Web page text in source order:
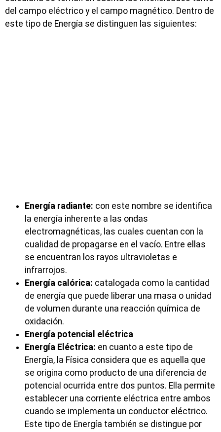
del campo eléctrico y el campo magnético. Dentro de
este tipo de Energía se distinguen las siguientes:
Energía radiante: con este nombre se identifica
la energía inherente a las ondas
electromagnéticas, las cuales cuentan con la
cualidad de propagarse en el vacío. Entre ellas
se encuentran los rayos ultravioletas e
infrarrojos.
Energía calórica: catalogada como la cantidad
de energía que puede liberar una masa o unidad
de volumen durante una reacción química de
oxidación.
Energía potencial eléctrica
Energía Eléctrica: en cuanto a este tipo de
Energía, la Física considera que es aquella que
se origina como producto de una diferencia de
potencial ocurrida entre dos puntos. Ella permite
establecer una corriente eléctrica entre ambos
cuando se implementa un conductor eléctrico.
Este tipo de Energía también se distingue por